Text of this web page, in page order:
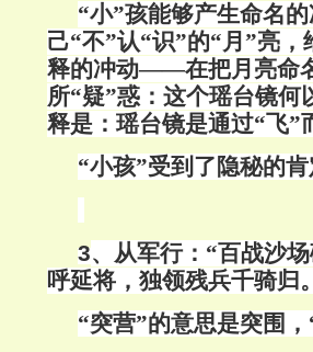
“小”孩能够产生命名
己“不”认“识”的“月”亮
释的冲动——在把月亮命
所“疑”惑：这个瑶台镜何
释是：瑶台镜是通过“飞”
“小孩”受到了隐秘的肯
3、从军行：“百战沙
呼延将，独领残兵千骑归
“突营”的意思是突围